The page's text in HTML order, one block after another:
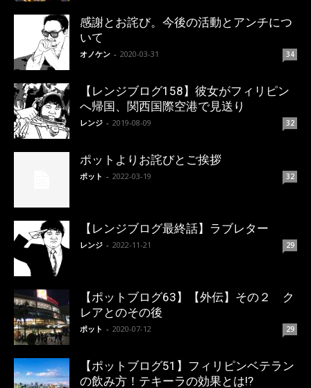
感謝とお詫び。今後の活動とアンチにつ
いて
オノケン - 2020-03-31 34
【レンジブログ158】彼女がフィリピン
へ帰国、関西国際空港で見送り
レンジ - 2019-08-09 32
ポットよりお詫びとご挨拶
ポット - 2022-03-19 32
【レンジブログ最終話】ラブレター
レンジ - 2022-11-21 29
【ポットブログ63】【外伝】その２ ク
レアとのその後
ポット - 2020-07-12 29
【ポットブログ51】フィリピンベテラン
の飲み方！テキーラの効果とは!?